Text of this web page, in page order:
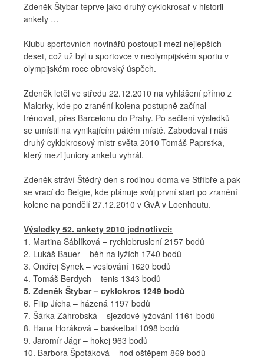
Zdeněk Štybar teprve jako druhý cyklokrosař v historii
ankety …
Klubu sportovních novinářů postoupil mezi nejlepších
deset, což už byl u sportovce v neolympijském sportu v
olympijském roce obrovský úspěch.
Zdeněk letěl ve středu 22.12.2010 na vyhlášení přímo z
Malorky, kde po zranění kolena postupně začínal
trénovat, přes Barcelonu do Prahy. Po sečtení výsledků
se umístil na vynikajícím pátém místě. Zabodoval i náš
druhý cyklokrosový mistr světa 2010 Tomáš Paprstka,
který mezi juniory anketu vyhrál.
Zdeněk stráví Štědrý den s rodinou doma ve Stříbře a pak
se vrací do Belgie, kde plánuje svůj první start po zranění
kolene na pondělí 27.12.2010 v GvA v Loenhoutu.
Výsledky 52. ankety 2010 jednotlivci:
1. Martina Sáblíková – rychlobruslení 2157 bodů
2. Lukáš Bauer – běh na lyžích 1740 bodů
3. Ondřej Synek – veslování 1620 bodů
4. Tomáš Berdych – tenis 1343 bodů
5. Zdeněk Štybar – cyklokros 1249 bodů
6. Filip Jícha – házená 1197 bodů
7. Šárka Záhrobská – sjezdové lyžování 1161 bodů
8. Hana Horáková – basketbal 1098 bodů
9. Jaromír Jágr – hokej 963 bodů
10. Barbora Špotáková – hod oštěpem 869 bodů